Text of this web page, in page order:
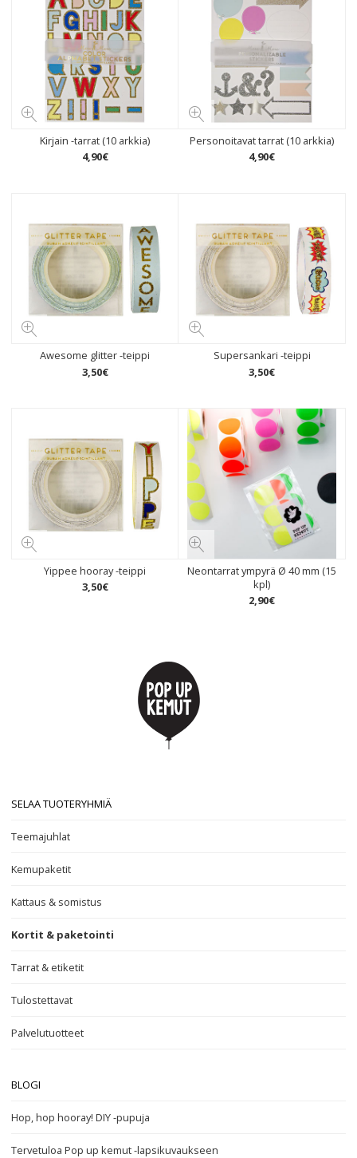
Kirjain -tarrat (10 arkkia)
4,90€
Personoitavat tarrat (10 arkkia)
4,90€
Awesome glitter -teippi
3,50€
Supersankari -teippi
3,50€
Yippee hooray -teippi
3,50€
Neontarrat ympyrä Ø 40 mm (15
kpl)
2,90€
SELAA TUOTERYHMIÄ
Teemajuhlat
Kemupaketit
Kattaus & somistus
Kortit & paketointi
Tarrat & etiketit
Tulostettavat
Palvelutuotteet
BLOGI
Hop, hop hooray! DIY -pupuja
Tervetuloa Pop up kemut -lapsikuvaukseen